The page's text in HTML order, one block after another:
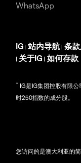
WhatsApp
IG |站内导航 | 条
| 关于IG | 如何存款
^ IG是IG集团控股有限
时250指数的成分股。
您访问的是澳大利亚的简